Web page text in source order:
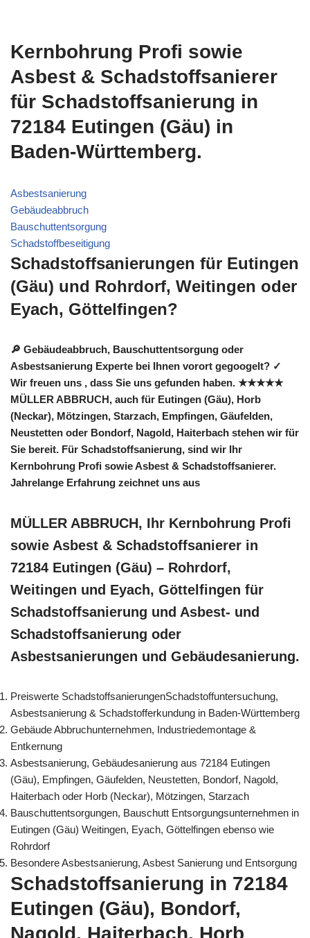
Kernbohrung Profi sowie
Asbest & Schadstoffsanierer
für Schadstoffsanierung in
72184 Eutingen (Gäu) in
Baden-Württemberg.
Asbestsanierung
Gebäudeabbruch
Bauschuttentsorgung
Schadstoffbeseitigung
Schadstoffsanierungen für Eutingen
(Gäu) und Rohrdorf, Weitingen oder
Eyach, Göttelfingen?
🔎 Gebäudeabbruch, Bauschuttentsorgung oder
Asbestsanierung Experte bei Ihnen vorort gegoogelt? ✓
Wir freuen uns , dass Sie uns gefunden haben. ★★★★★
MÜLLER ABBRUCH, auch für Eutingen (Gäu), Horb
(Neckar), Mötzingen, Starzach, Empfingen, Gäufelden,
Neustetten oder Bondorf, Nagold, Haiterbach stehen wir für
Sie bereit. Für Schadstoffsanierung, sind wir Ihr
Kernbohrung Profi sowie Asbest & Schadstoffsanierer.
Jahrelange Erfahrung zeichnet uns aus
MÜLLER ABBRUCH, Ihr Kernbohrung Profi
sowie Asbest & Schadstoffsanierer in
72184 Eutingen (Gäu) – Rohrdorf,
Weitingen und Eyach, Göttelfingen für
Schadstoffsanierung und Asbest- und
Schadstoffsanierung oder
Asbestsanierungen und Gebäudesanierung.
Preiswerte SchadstoffsanierungenSchadstoffuntersuchung,
Asbestsanierung & Schadstofferkundung in Baden-Württemberg
Gebäude Abbruchunternehmen, Industriedemontage &
Entkernung
Asbestsanierung, Gebäudesanierung aus 72184 Eutingen
(Gäu), Empfingen, Gäufelden, Neustetten, Bondorf, Nagold,
Haiterbach oder Horb (Neckar), Mötzingen, Starzach
Bauschuttentsorgungen, Bauschutt Entsorgungsunternehmen in
Eutingen (Gäu) Weitingen, Eyach, Göttelfingen ebenso wie
Rohrdorf
Besondere Asbestsanierung, Asbest Sanierung und Entsorgung
Schadstoffsanierung in 72184
Eutingen (Gäu), Bondorf,
Nagold, Haiterbach, Horb